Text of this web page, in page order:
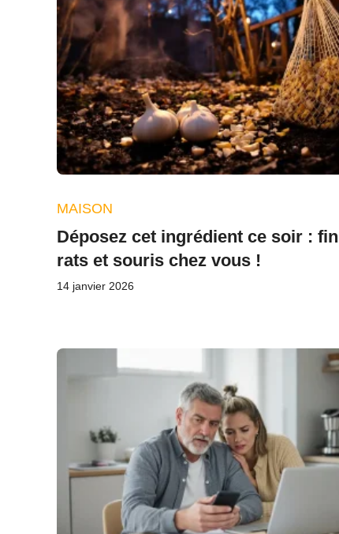
MAISON
Déposez cet ingrédient ce soir :
rats et souris chez vous !
14 janvier 2026